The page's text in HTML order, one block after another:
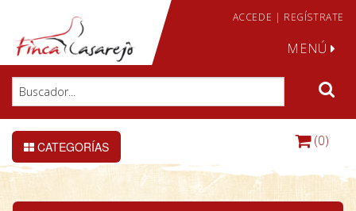
ACCEDE | REGÍSTRATE
MENÚ
CATEGORÍAS (0)